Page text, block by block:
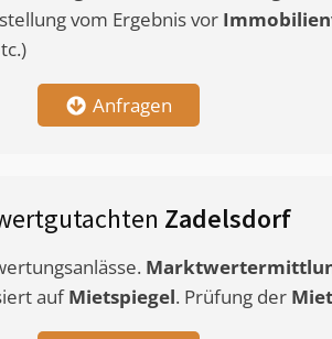
vom Ergebnis vor
Anfragen
Zadelsdorf
aufMietspiegel. Prüfung der